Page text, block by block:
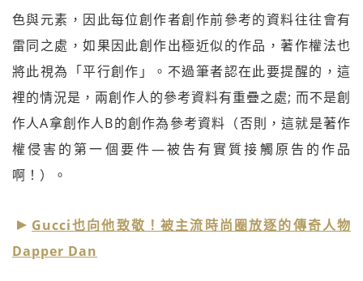
色與元素，因此每位創作者創作前參考的資料往往會有
雷同之處，如果因此創作出極近似的作品，著作權法也
將此視為「平行創作」。不過筆者認在此要提醒的，這
裡的情況是，兩創作人的參考資料有重疊之處; 而不是創
作人A拿創作人B的創作為參考資料（否則，這就是著作
權侵害的第一個要件—被告有實質接觸原告的作品
啊！）。
Gucci也向他致敬！被主流時尚圈放逐的傳奇人物
Dapper Dan